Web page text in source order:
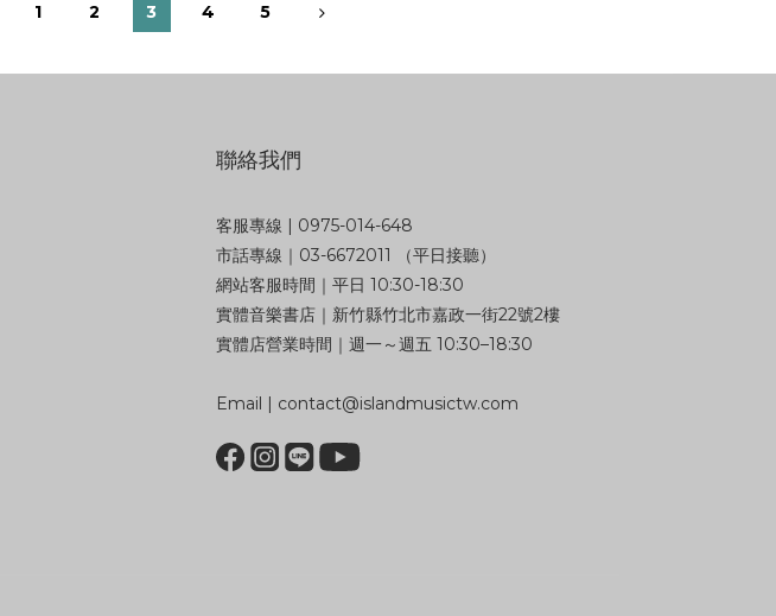
1 2 3 4 5
聯絡我們
客服專線 | 0975-014-648
市話專線｜03-6672011 （平日接聽）
網站客服時間｜平日 10:30-18:30
實體音樂書店｜新竹縣竹北市嘉政一街22號2樓
實體店營業時間｜週一～週五 10:30–18:30
Email | contact@islandmusictw.com